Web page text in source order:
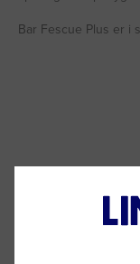
Bar Fescue Plus er i